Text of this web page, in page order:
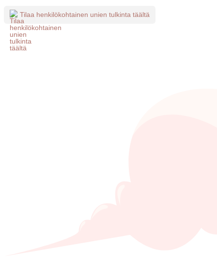
Tilaa henkilökohtainen unien tulkinta täältä